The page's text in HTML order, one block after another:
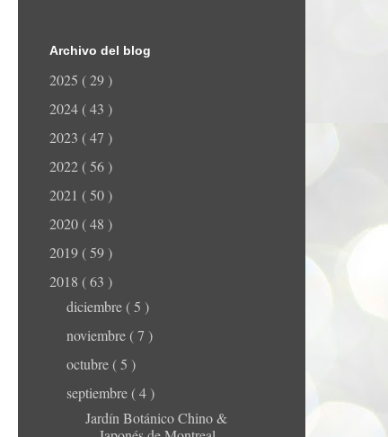
Archivo del blog
2025 ( 29 )
2024 ( 43 )
2023 ( 47 )
2022 ( 56 )
2021 ( 50 )
2020 ( 48 )
2019 ( 59 )
2018 ( 63 )
diciembre ( 5 )
noviembre ( 7 )
octubre ( 5 )
septiembre ( 4 )
Jardín Botánico Chino &